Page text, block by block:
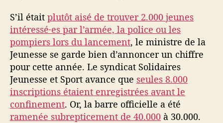
S’il était plutôt aisé de trouver 2.000 jeunes
intéressé·es par l’armée, la police ou les
pompiers lors du lancement, le ministre de la
Jeunesse se garde bien d’annoncer un chiffre
pour cette année. Le syndicat Solidaires
Jeunesse et Sport avance que seules 8.000
inscriptions étaient enregistrées avant le
confinement. Or, la barre officielle a été
ramenée subrepticement de 40.000 à 30.000.